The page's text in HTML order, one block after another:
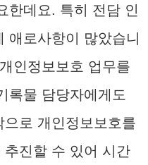
한데요. 특히 전담 인
애로사항이 많았습니
인정보보호 업무를
록물 담당자에게도
로 개인정보보호를
진할 수 있어 시간